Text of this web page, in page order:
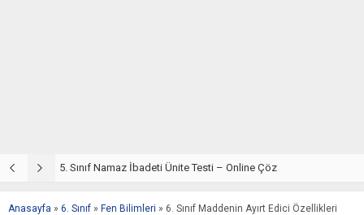
5. Sınıf Namaz İbadeti Ünite Testi – Online Çöz
Anasayfa » 6. Sınıf » Fen Bilimleri » 6. Sınıf Maddenin Ayırt Edici Özellikleri